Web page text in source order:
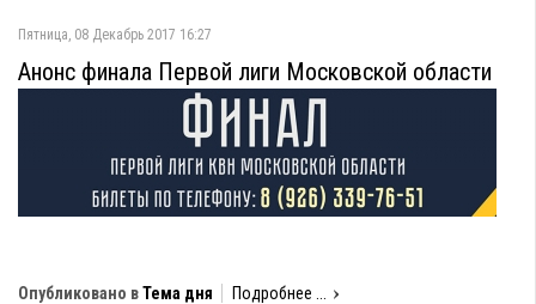
Пятница, 08 Декабрь 2017 16:27
Анонс финала Первой лиги Московской области
Опубликовано вТема дня Подробнее ...